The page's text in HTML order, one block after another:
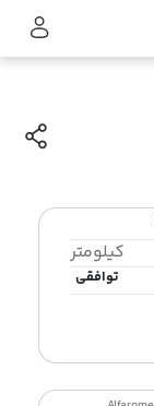
کیلومتر
توافقی